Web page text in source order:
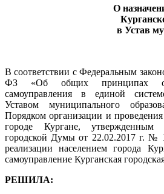
О
в Устав
В соответствии с Федеральным
ФЗ «Об общих принципах
самоуправления в единой
Уставом муниципального
Порядком организации и
городе Кургане, утвержденным
городской Думы от 22.02.2017 г. №
реализации населением города
самоуправление Курганская
РЕШИЛА: